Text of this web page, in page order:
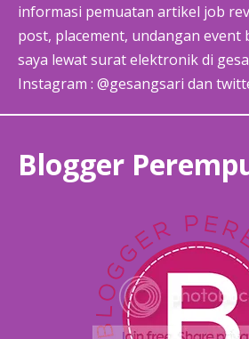
informasi pemuatan artikel job
post, placement, undangan event
saya lewat surat elektronik di
Instagram : @gesangsari dan
Blogger